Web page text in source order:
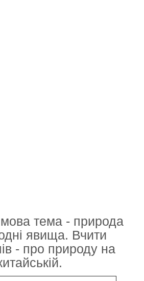
тема - природа
явища. Вчити
- про природу на